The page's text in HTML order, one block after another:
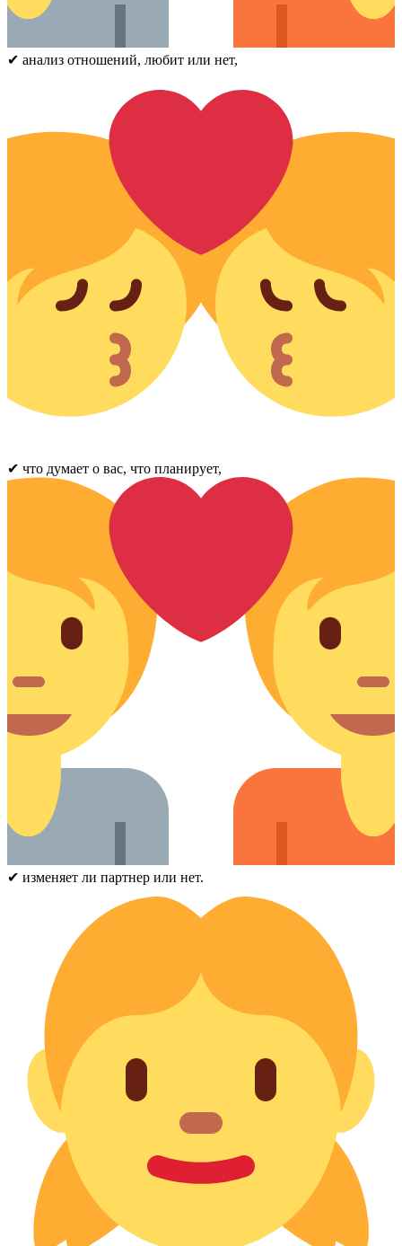
✔ анализ отношений, любит или нет,
✔ что думает о вас, что планирует,
✔ изменяет ли партнер или нет.